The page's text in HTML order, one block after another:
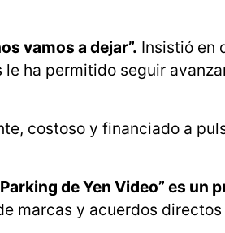
vamos a dejar”. Insistió en
ha permitido seguir
costoso y financiado a
Parking de Yen Video” es
marcas y acuerdos